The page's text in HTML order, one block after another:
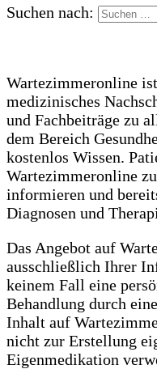
Suchen nach:
Wartezimmeronline
medizinisches
und Fachbeiträge zu
dem Bereich
kostenlos Wissen.
Wartezimmeronline
informieren und
Diagnosen und
Das Angebot auf
ausschließlich Ihrer
keinem Fall eine
Behandlung durch
Inhalt auf
nicht zur Erstellung
Eigenmedikation